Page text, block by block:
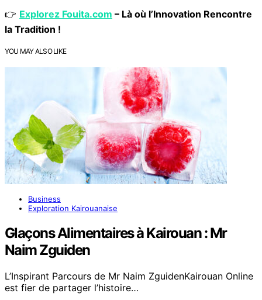
👉 Explorez Fouita.com – Là où l’Innovation Rencontre
la Tradition !
YOU MAY ALSO LIKE
Business
Exploration Kairouanaise
Glaçons Alimentaires à Kairouan : Mr
Naim Zguiden
L’Inspirant Parcours de Mr Naim ZguidenKairouan Online
est fier de partager l’histoire…